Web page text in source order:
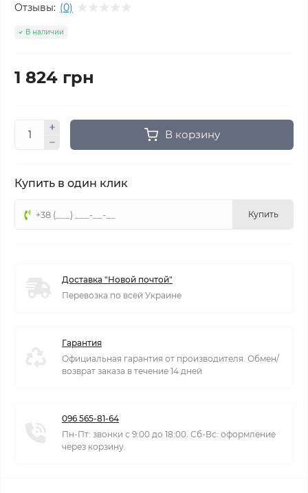
Отзывы: (0)
В наличии
1 824 грн
В корзину
Купить в один клик
Купить
Доставка "Новой почтой"
Перевозка по всей Украине
Гарантия
Официальная гарантия от производителя. Обмен/
возврат заказа в течение 14 дней
096 565-81-64
Пн-Пт: звонки с 9:00 до 18:00. Сб-Вс: оформление
через корзину.